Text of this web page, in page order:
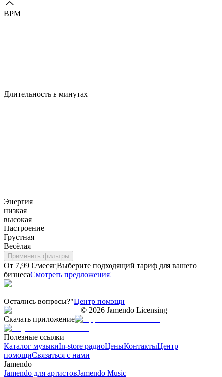
BPM
Длительность в минутах
Энергия
низкая
высокая
Настроение
Грустная
Весёлая
Применить фильтры
От 7,99 €/месяцВыберите подходящий тариф для вашего
бизнесаСмотреть предложения!
Остались вопросы?"Центр помощи
© 2026 Jamendo Licensing
Скачать приложение
Полезные ссылки
Каталог музыкиIn-store радиоЦеныКонтактыЦентр
помощиСвязаться с нами
Jamendo
Jamendo для артистовJamendo Music